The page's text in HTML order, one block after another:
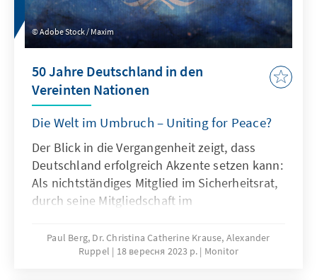
Adobe Stock / Maxim
50 Jahre Deutschland in den
Vereinten Nationen
Die Welt im Umbruch – Uniting for Peace?
Der Blick in die Vergangenheit zeigt, dass
Deutschland erfolgreich Akzente setzen kann:
Als nichtständiges Mitglied im Sicherheitsrat,
durch seine Mitgliedschaft im
Gremien. Die Namibia-Initiative, die
Vermittlung zwischen dem Iran und Irak in
Paul Berg, Dr. Christina Catherine Krause, Alexander
Ruppel
18 вересня 2023 р. Monitor